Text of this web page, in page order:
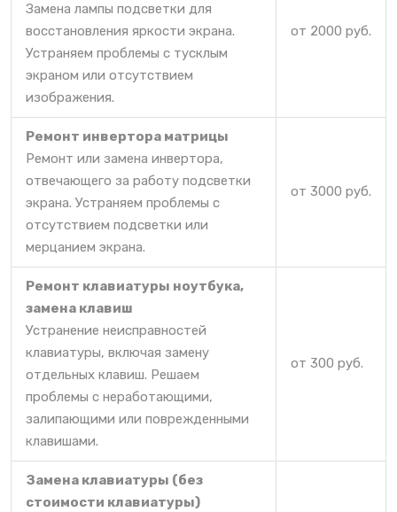
Замена лампы подсветки для
восстановления яркости экрана.
Устраняем проблемы с тусклым
экраном или отсутствием
изображения.
от 2000 руб.
Ремонт инвертора матрицы
Ремонт или замена инвертора,
отвечающего за работу подсветки
экрана. Устраняем проблемы с
отсутствием подсветки или
мерцанием экрана.
от 3000 руб.
Ремонт клавиатуры ноутбука,
замена клавиш
Устранение неисправностей
клавиатуры, включая замену
отдельных клавиш. Решаем
проблемы с неработающими,
залипающими или поврежденными
клавишами.
от 300 руб.
Замена клавиатуры (без
стоимости клавиатуры)